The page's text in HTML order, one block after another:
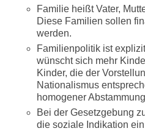
Familie heißt Vater,
Diese Familien sollen
werden.
Familienpolitik ist
wünscht sich mehr
Kinder, die der
Nationalismus
homogener
Bei der Gesetzgebung
die soziale Indikation